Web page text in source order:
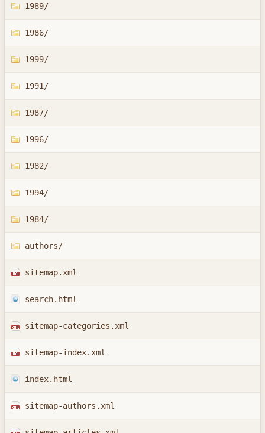
1989/
1986/
1999/
1991/
1987/
1996/
1982/
1994/
1984/
authors/
sitemap.xml
search.html
sitemap-categories.xml
sitemap-index.xml
index.html
sitemap-authors.xml